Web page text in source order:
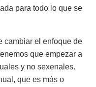
para todo lo que se
cambiar el enfoque de
que empezar a
y no sexenales.
que es más o